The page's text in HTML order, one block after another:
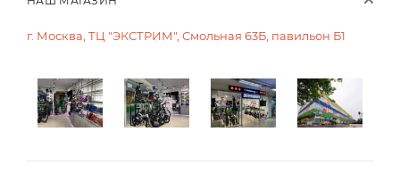
г. Москва, ТЦ "ЭКСТРИМ", Смольная 63Б, павильон Б1